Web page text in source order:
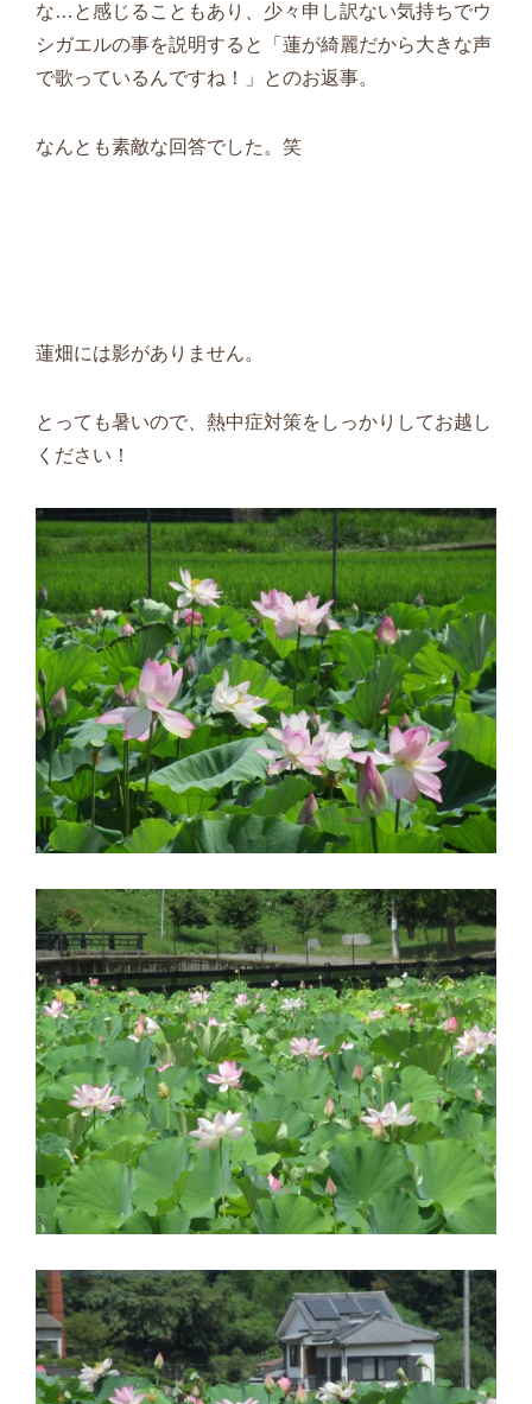
な…と感じることもあり、少々申し訳ない気持ちでウ
シガエルの事を説明すると「蓮が綺麗だから大きな声
で歌っているんですね！」とのお返事。
なんとも素敵な回答でした。笑
蓮畑には影がありません。
とっても暑いので、熱中症対策をしっかりしてお越し
ください！